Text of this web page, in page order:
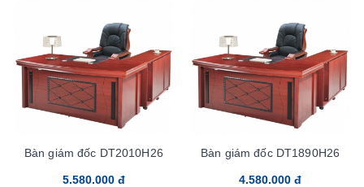
Bàn giám đốc DT2010H26
5.580.000 đ
Bàn giám đốc DT1890H26
4.580.000 đ